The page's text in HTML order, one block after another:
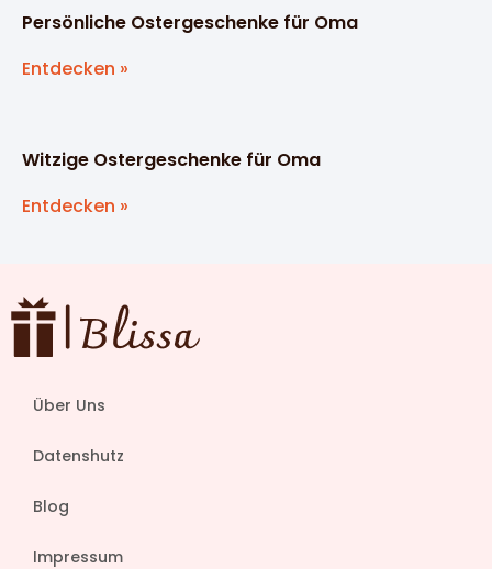
Persönliche Ostergeschenke für Oma
Entdecken »
Witzige Ostergeschenke für Oma
Entdecken »
Über Uns
Datenshutz
Blog
Impressum